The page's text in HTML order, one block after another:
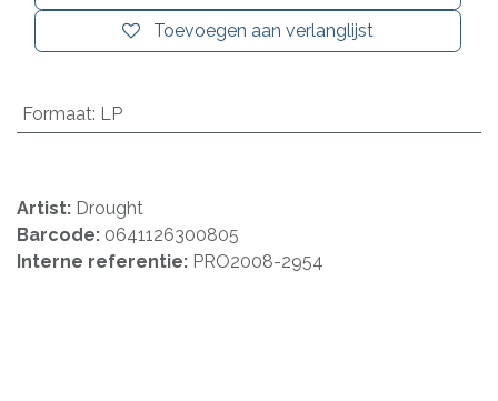
Toevoegen aan verlanglijst
Formaat: LP
Artist: Drought
Barcode: 0641126300805
Interne referentie: PRO2008-2954